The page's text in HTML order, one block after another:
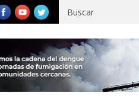
92 % de avance en obras